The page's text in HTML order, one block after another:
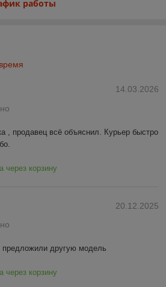
работы
14.03.2026
, продавец всё объяснил. Курьер быстро
через корзину
20.12.2025
предложили другую модель
через корзину